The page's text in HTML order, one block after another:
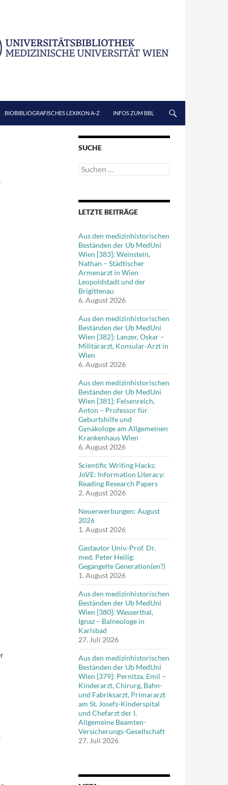
BIOBIBLIOGRAFISCHES LEXIKON A-Z INFOS ZUM BBL
SUCHE
Suchen
nach:
LETZTE BEITRÄGE
Aus den medizinhistorischen
Beständen der Ub MedUni
Wien [383]: Weinstein,
Nathan – Städtischer
Armenarzt in Wien
Leopoldstadt und der
Brigittenau
6. August 2026
Aus den medizinhistorischen
Beständen der Ub MedUni
Wien [382]: Lanzer, Oskar –
Militärarzt, Konsular-Arzt in
Wien
6. August 2026
Aus den medizinhistorischen
Beständen der Ub MedUni
Wien [381]: Felsenreich,
Anton – Professor für
Geburtshilfe und
Gynäkologe am Allgemeinen
Krankenhaus Wien
6. August 2026
Scientific Writing Hacks:
JoVE: Information Literacy:
Reading Research Papers
2. August 2026
Neuerwerbungen: August
2026
1. August 2026
Gastautor Univ.-Prof. Dr.
med. Peter Heilig:
Gegängelte Generation(en?)
1. August 2026
Aus den medizinhistorischen
Beständen der Ub MedUni
Wien [380]: Wasserthal,
Ignaz – Balneologe in
Karlsbad
27. Juli 2026
Aus den medizinhistorischen
Beständen der Ub MedUni
Wien [379]: Pernitza, Emil –
Kinderarzt, Chirurg, Bahn-
und Fabriksarzt, Primararzt
am St. Josefs-Kinderspital
und Chefarzt der I.
Allgemeine Beamten-
Versicherungs-Gesellschaft
27. Juli 2026